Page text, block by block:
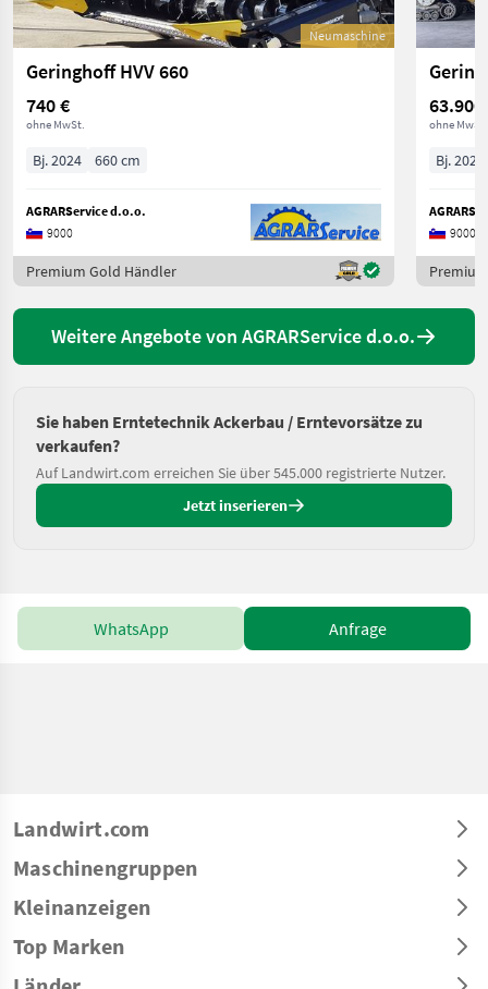
Neumaschine
Geringhoff HVV 660
740 €
ohne MwSt.
Bj. 2024 660 cm
AGRARService d.o.o.
9000
Premium Gold Händler
63.900
ohne MwSt.
Bj. 2023
9000
Weitere Angebote von AGRARService d.o.o.
Sie haben Erntetechnik Ackerbau / Erntevorsätze zu
verkaufen?
Auf Landwirt.com erreichen Sie über 545.000 registrierte Nutzer.
Jetzt inserieren
WhatsApp Anfrage
Landwirt.com
Maschinengruppen
Kleinanzeigen
Top Marken